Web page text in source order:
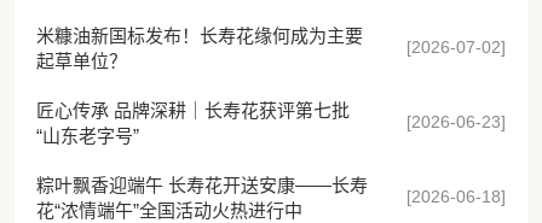
米糠油新国标发布！长寿花缘何成为主要
起草单位？
[2026-07-02]
匠心传承 品牌深耕｜长寿花获评第七批
“山东老字号”
[2026-06-23]
粽叶飘香迎端午 长寿花开送安康——长寿
花“浓情端午”全国活动火热进行中
[2026-06-18]